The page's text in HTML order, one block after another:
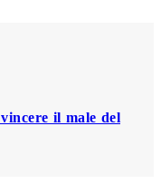
il male del